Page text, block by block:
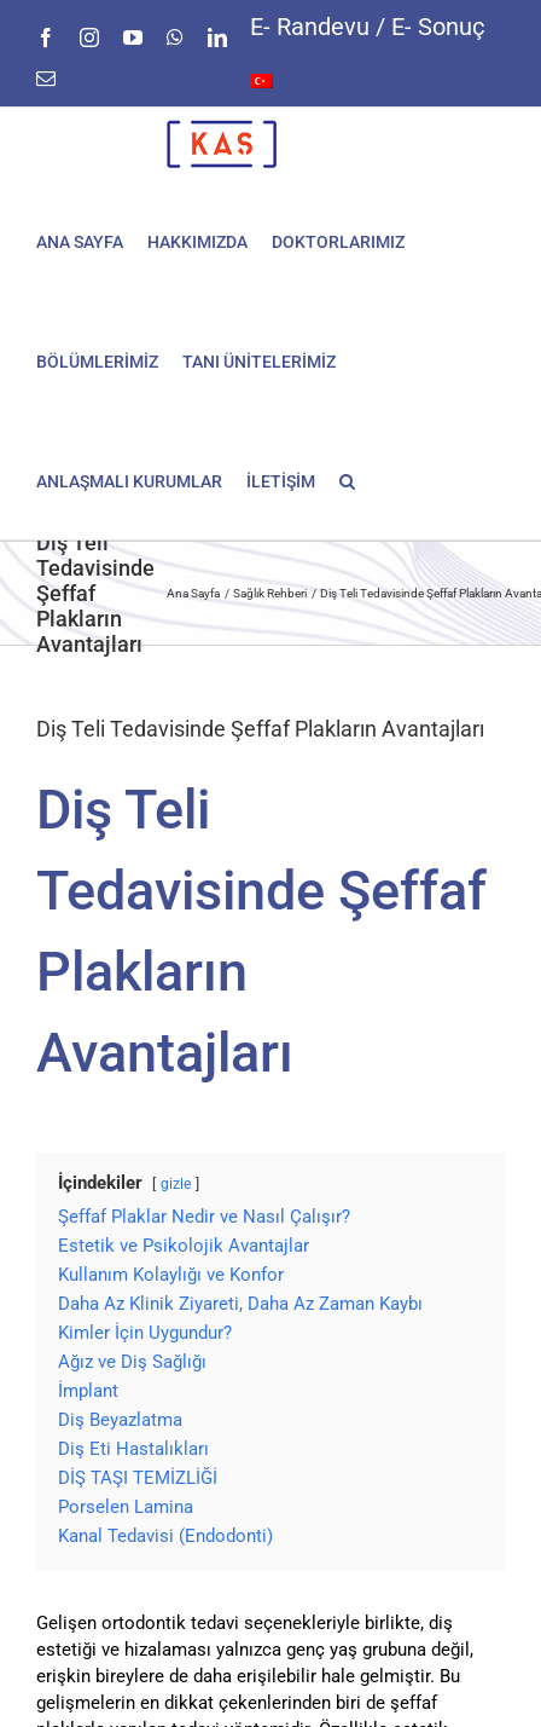
FacebookInstagramYouTubeWhatsAppLinkedIn
E-
E- Randevu / E- Sonuç
ANA SAYFA HAKKIMIZDA DOKTORLARIMIZ
BÖLÜMLERİMİZ TANI ÜNİTELERİMİZ
ANLAŞMALI KURUMLAR İLETİŞİM
Diş Teli
Tedavisinde
Şeffaf
Plakların
Avantajları
Ana Sayfa Sağlık Rehberi Diş Teli Tedavisinde Şeffaf Plakların
Diş Teli Tedavisinde Şeffaf Plakların Avantajları
Diş Teli
Tedavisinde Şeffaf
Plakların
Avantajları
İçindekiler gizle
Şeffaf Plaklar Nedir ve Nasıl Çalışır?
Estetik ve Psikolojik Avantajlar
Kullanım Kolaylığı ve Konfor
Daha Az Klinik Ziyareti, Daha Az Zaman Kaybı
Kimler İçin Uygundur?
Ağız ve Diş Sağlığı
İmplant
Diş Beyazlatma
Diş Eti Hastalıkları
DİŞ TAŞI TEMİZLİĞİ
Porselen Lamina
Kanal Tedavisi (Endodonti)
Gelişen ortodontik tedavi seçenekleriyle birlikte, diş
estetiği ve hizalaması yalnızca genç yaş grubuna değil,
erişkin bireylere de daha erişilebilir hale gelmiştir. Bu
gelişmelerin en dikkat çekenlerinden biri de şeffaf